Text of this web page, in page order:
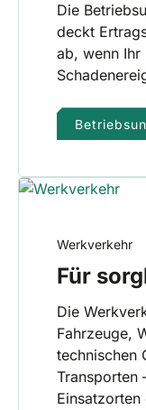
Die
deckt
ab, wenn Ihr
Werkverkehr
Für
Die
Fahrzeuge,
technischen
Transporten
Einsatzorten